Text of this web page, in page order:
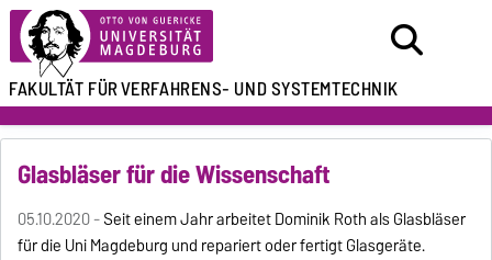
FAKULTÄT FÜRVERFAHRENS- UND SYSTEMTECHNIK
Glasbläser für die Wissenschaft
05.10.2020 -Seit einem Jahr arbeitet Dominik Roth als Glasbläser
für die Uni Magdeburg und repariert oder fertigt Glasgeräte.